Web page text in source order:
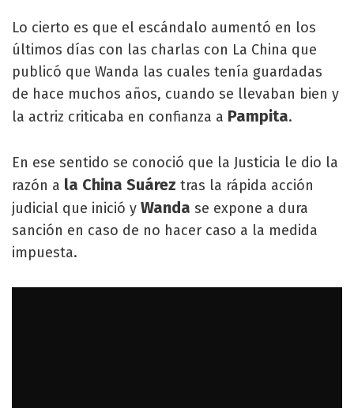
Lo cierto es que el escándalo aumentó en los
últimos días con las charlas con La China que
publicó que Wanda las cuales tenía guardadas
de hace muchos años, cuando se llevaban bien y
la actriz criticaba en confianza a Pampita.
En ese sentido se conoció que la Justicia le dio la
razón a la China Suárez tras la rápida acción
judicial que inició y Wanda se expone a dura
sanción en caso de no hacer caso a la medida
impuesta.